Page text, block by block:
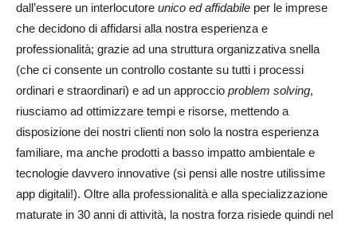
dall’essere un interlocutore unico ed affidabile per le imprese
che decidono di affidarsi alla nostra esperienza e
professionalità; grazie ad una struttura organizzativa snella
(che ci consente un controllo costante su tutti i processi
ordinari e straordinari) e ad un approccio problem solving,
riusciamo ad ottimizzare tempi e risorse, mettendo a
disposizione dei nostri clienti non solo la nostra esperienza
familiare, ma anche prodotti a basso impatto ambientale e
tecnologie davvero innovative (si pensi alle nostre utilissime
app digitali!). Oltre alla professionalità e alla specializzazione
maturate in 30 anni di attività, la nostra forza risiede quindi nel